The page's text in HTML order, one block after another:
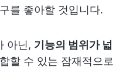
를 좋아할 것입니다.
아닌, 기능의 범위가 넓
할 수 있는 잠재적으로